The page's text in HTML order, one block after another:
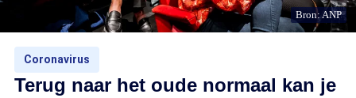
Bron: ANP
Coronavirus
Terug naar het oude normaal kan je